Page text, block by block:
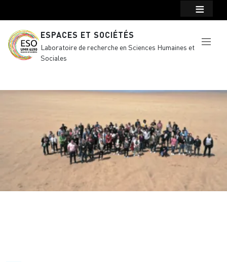
ESPACES ET SOCIÉTÉS
Laboratoire de recherche en Sciences Humaines et
Sociales